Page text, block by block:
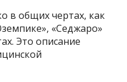
в общих чертах, как
«Седжаро»
Это описание